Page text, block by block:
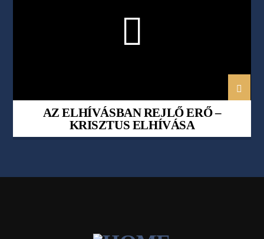
AZ ELHÍVÁSBAN REJLŐ ERŐ –
KRISZTUS ELHÍVÁSA